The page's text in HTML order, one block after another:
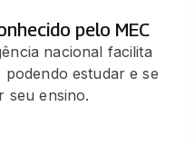
pelo MEC
nacional facilita
estudar e se
seu ensino.